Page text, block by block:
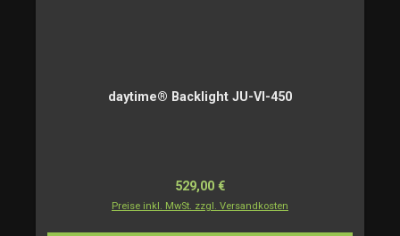
daytime® Backlight JU-VI-450
Regulärer Preis:
529,00 €
Preise inkl. MwSt. zzgl. Versandkosten